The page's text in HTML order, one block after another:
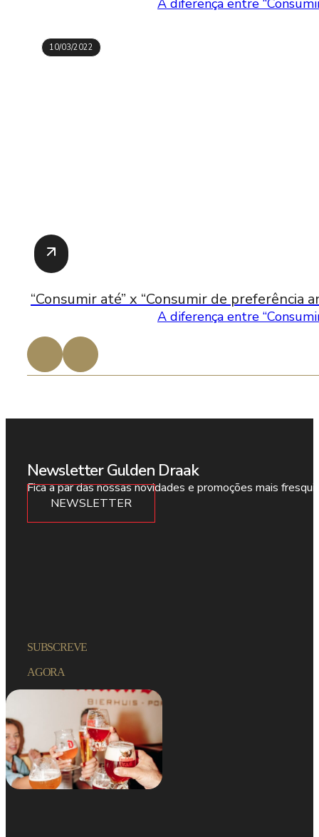
A diferença entre
10/03/2022
“Consumir até” x “Consumir de preferência
A diferença entre
Newsletter Gulden Draak
Fica a par das nossas novidades e promoções mais
NEWSLETTER
SUBSCREVE
AGORA